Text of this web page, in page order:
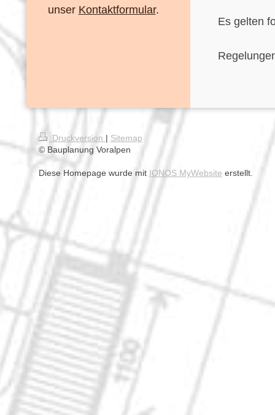
Es gelten
unser Kontaktformular.
Druckversion | Sitemap
© Bauplanung Voralpen
Diese Homepage wurde mit IONOS MyWebsite erstellt.